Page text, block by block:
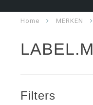
Home MERKEN
LABEL.M
Filters